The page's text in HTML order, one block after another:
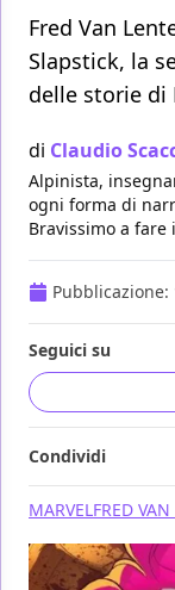
Fred Van
Slapstick, la
delle storie di
di Claudio
Alpinista,
ogni forma di
Bravissimo a fare
Pubblicazione:
Seguici su
Condividi
MARVELFRED